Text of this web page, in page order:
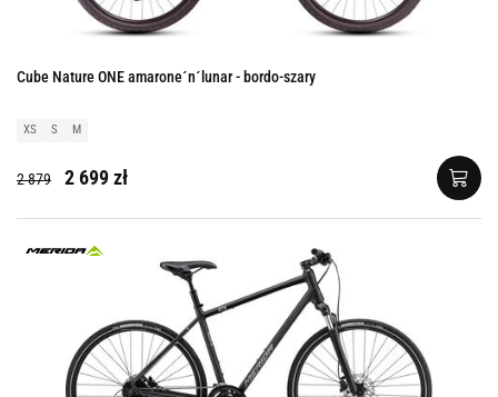
Cube Nature ONE amarone´n´lunar - bordo-szary
XS S M
2 879 2 699 zł